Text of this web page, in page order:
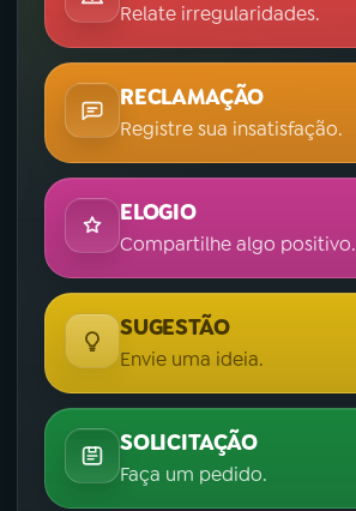
Relate irregularidades.
RECLAMAÇÃO
Registre sua insatisfação.
ELOGIO
Compartilhe algo positivo.
SUGESTÃO
Envie uma ideia.
SOLICITAÇÃO
Faça um pedido.